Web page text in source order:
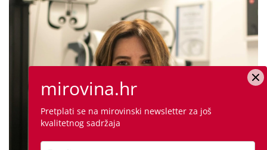
mirovina.hr
Pretplati se na mirovinski newsletter za još
kvalitetnog sadržaja